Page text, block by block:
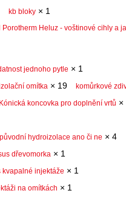
kb bloky × 1
Porotherm Heluz - voštinové cihly a
jednoho pytle × 1
omítka × 19 komůrkové
Kónická koncovka pro doplnění vrtů ×
hydroizolace ano či ne × 4
dřevomorka × 1
kvapalné injektáže × 1
na omítkách × 1